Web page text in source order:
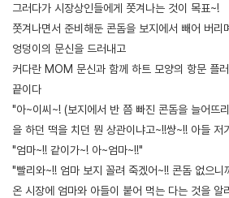
그러다가 시장상인들에게 쫏겨나는 것이 목표~!
쫏겨나면서 준비해둔 콘돔을 보지에서 빼어 버리
엉덩이의 문신을 드러내고
커다란 MOM 문신과 함께 하트 모양의 항문 플
끝이다
"아~이씨~! (보지에서 반 쯤 빠진 콘돔을 늘어뜨
을 하던 떡을 치던 뭔 상관이냐고~!!썅~!! 아들 저
"엄마~!! 같이가~! 아~엄마~!!"
"빨리와~!! 엄마 보지 꼴려 죽겠어~!! 콘돔 없으
온 시장에 엄마와 아들이 붙어 먹는 다는 것을 알